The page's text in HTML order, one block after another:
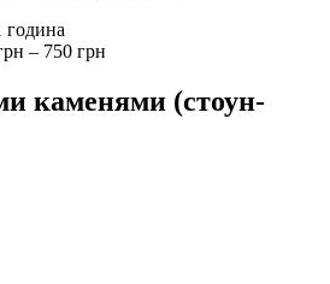
година
– 750 грн
каменями (стоун-